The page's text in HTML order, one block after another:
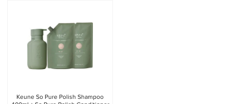
Keune So Pure Polish Shampoo